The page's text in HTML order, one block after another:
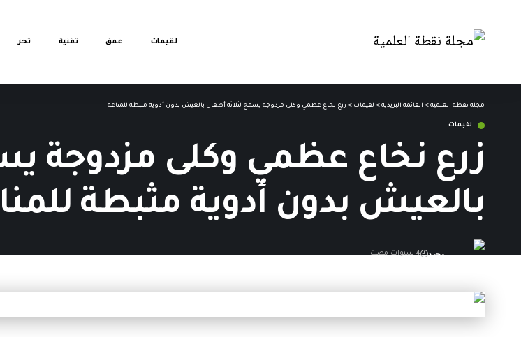
لقيمات عمق تقنية تحر
مجلة نقطة العلمية > القائمة البريدية > لقيمات > زرع نخاع عظمي وكلى مزدوجة يسمح لثلاثة أطفال بالعيش بدون أدوية مثبطة للمناعة
لقيمات
زرع نخاع عظمي وكلى مزدوجة
بالعيش بدون أدوية مثبطة
محمد 4 سنوات مضت